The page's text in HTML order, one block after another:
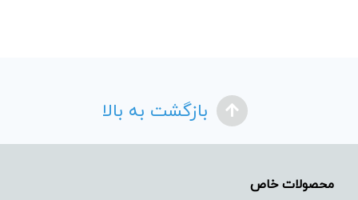
بازگشت به بالا
محصولات خاص